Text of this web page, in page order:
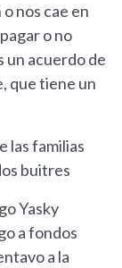
nos cae en
o no
un acuerdo de
que tiene un
las familias
buitres
Yasky
a fondos
a la